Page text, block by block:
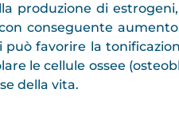
produzione di
conseguente
favorire la
le cellule ossee
della vita.